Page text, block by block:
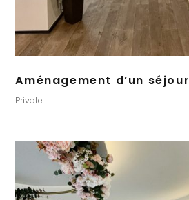
Aménagement d’un séjour
Private